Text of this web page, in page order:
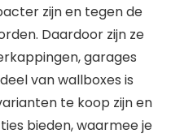
zijn en tegen de
Daardoor zijn ze
garages
van wallboxes is
te koop zijn en
bieden, waarmee je